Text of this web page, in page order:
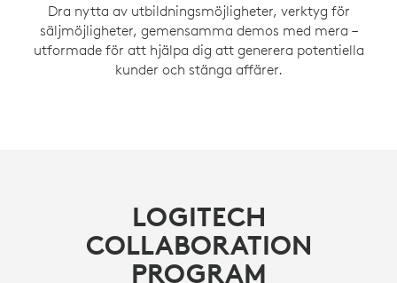
Dra nytta av utbildningsmöjligheter, verktyg för
säljmöjligheter, gemensamma demos med mera –
utformade för att hjälpa dig att generera potentiella
kunder och stänga affärer.
LOGITECH
COLLABORATION
PROGRAM